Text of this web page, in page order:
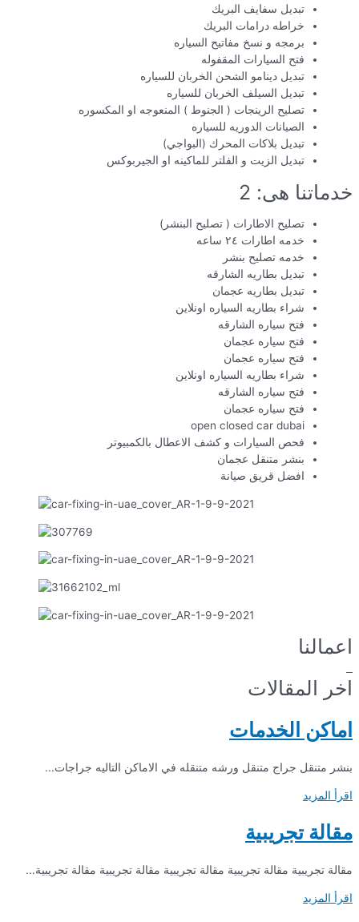
تبديل سفايف البريك
خراطه درامات البريك
برمجه و نسخ مفاتيح السياره
فتح السيارات المقفوله
تبديل دينامو الشحن الخربان للسياره
تبديل السيلف الخربان للسياره
تصليح الرينجات ( الجنوط ) المنعوجه او المكسوره
الصيانات الدوريه للسياره
تبديل بلاكات المحرك (البواجي)
تبديل الزيت و الفلتر للماكينه او الجيربوكس
خدماتنا هى: 2
تصليح الاطارات ( تصليح البنشر)
خدمه اطارات ٢٤ ساعه
خدمه تصليح بنشر
تبديل بطاريه الشارقه
تبديل بطاريه عجمان
شراء بطاريه السياره اونلاين
فتح سياره الشارقه
فتح سياره عجمان
فتح سياره عجمان
شراء بطاريه السياره اونلاين
فتح سياره الشارقه
فتح سياره عجمان
open closed car dubai
فحص السيارات و كشف الاعطال بالكمبيوتر
بنشر متنقل عجمان
افضل قريق صيانة
اعمالنا
اخر المقالات
اماكن الخدمات
بنشر متنقل جراج متنقل ورشه متنقله في الاماكن التاليه جراجات...
اقرأ المزيد
مقالة تجريبية
مقالة تجريبية مقالة تجريبية مقالة تجريبية مقالة تجريبية مقالة تجريبية...
اقرأ المزيد